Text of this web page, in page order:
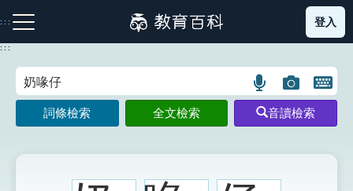
到
主
:::
注音索引圖示 筆畫索引圖示 部首索引表圖示
登入
:::
語
言
搜
示
圖
片
搜
開
鍵
圖
詞條檢索 全文檢索 音讀檢索